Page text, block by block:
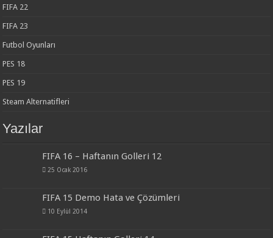
FIFA 22
FIFA 23
Futbol Oyunları
PES 18
PES 19
Steam Alternatifleri
Yazılar
FIFA 16 – Haftanın Golleri 12
25 Ocak 2016
FIFA 15 Demo Hata ve Çözümleri
10 Eylül 2014